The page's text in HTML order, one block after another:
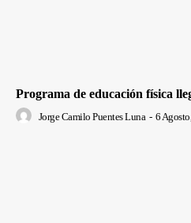
Programa de educación física
Jorge Camilo Puentes Luna - 6